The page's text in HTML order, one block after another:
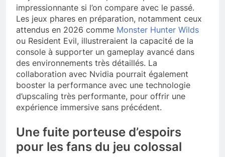
impressionnante si l’on compare avec le passé.
Les jeux phares en préparation, notamment ceux
attendus en 2026 comme Monster Hunter Wilds
ou Resident Evil, illustreraient la capacité de la
console à supporter un gameplay avancé dans
des environnements très détaillés. La
collaboration avec Nvidia pourrait également
booster la performance avec une technologie
d’upscaling très performante, pour offrir une
expérience immersive sans précédent.
Une fuite porteuse d’espoirs
pour les fans du jeu colossal